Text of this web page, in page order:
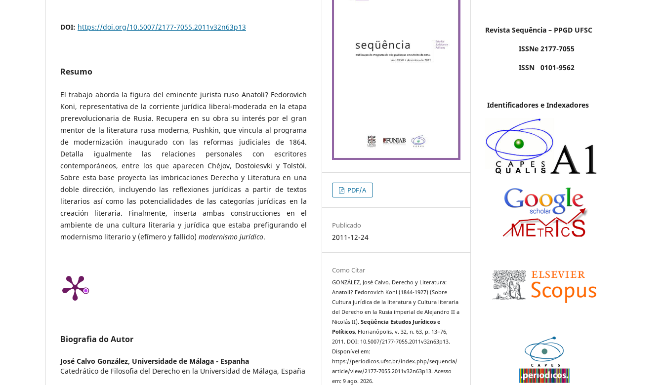
DOI: https://doi.org/10.5007/2177-7055.2011v32n63p13
Resumo
El trabajo aborda la figura del eminente jurista ruso Anatoli? Fedorovich
Koni, representativa de la corriente jurídica liberal-moderada en la etapa
prerevolucionaria de Rusia. Recupera en su obra su interés por el gran
mentor de la literatura rusa moderna, Pushkin, que vincula al programa
de modernización inaugurado con las reformas judiciales de 1864.
Detalla igualmente las relaciones personales con escritores
contemporáneos, entre los que aparecen Chéjov, Dostoiesvki y Tolstói.
Sobre esta base proyecta las imbricaciones Derecho y Literatura en una
doble dirección, incluyendo las reflexiones jurídicas a partir de textos
literarios así como las potencialidades de las categorías jurídicas en la
creación literaria. Finalmente, inserta ambas construcciones en el
ambiente de una cultura literaria y jurídica que estaba prefigurando el
modernismo literario y (efímero y fallido) modernismo jurídico.
Biografia do Autor
José Calvo González, Universidade de Málaga - Espanha
Catedrático de Filosofia del Derecho en la Universidad de Málaga, España
PDF/A
Publicado
2011-12-24
Como Citar
GONZÁLEZ, José Calvo. Derecho y Literatura:
Anatoli? Fedorovich Koni (1844-1927) (Sobre
Cultura jurídica de la literatura y Cultura literaria
del Derecho en la Rusia imperial de Alejandro II a
Nicolás II).Seqüência Estudos Jurídicos e
Políticos, Florianópolis, v. 32, n. 63, p. 13–76,
2011. DOI: 10.5007/2177-7055.2011v32n63p13.
Disponível em:
https://periodicos.ufsc.br/index.php/sequencia/
article/view/2177-7055.2011v32n63p13. Acesso
em: 9 ago. 2026.
Revista Sequência – PPGD UFSC
ISSNe 2177-7055
ISSN 0101-9562
Identificadores e Indexadores